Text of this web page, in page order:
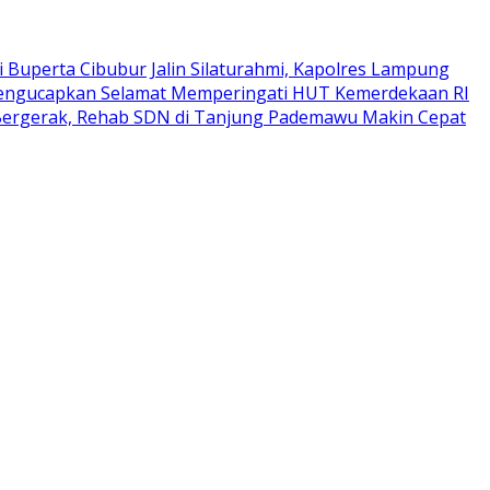
Buperta Cibubur Jalin Silaturahmi, Kapolres Lampung
Selamat Memperingati HUT Kemerdekaan RI
Rehab SDN di Tanjung Pademawu Makin Cepat